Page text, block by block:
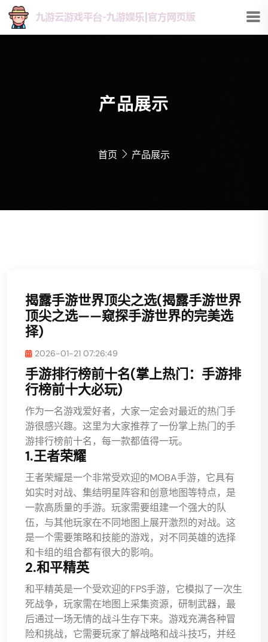
产品展示
首页 产品展示
揭露手游世界顶尖之选(揭露手游世界
顶尖之选——窥探手游世界的完美选
择)
2026-01-21 07:26:49
手游排行榜前十名(掌上热门：手游排
行榜前十大必玩)
作为一名游戏爱好者，大家一定会对最近的热门手
游很感兴趣。这里为大家推荐了一份掌上热门的手
游排行榜前十名，每一款都值得一玩。
1.王者荣耀
王者荣耀是一个非常受欢迎的MOBA手游，它具有
如实时对战、集结明星阵容和创意地图等特点，是
一款高质量的手游。玩家需要组建一个强大的队
伍，与其他玩家在不同地图上展开激烈的对战。这
是一个需要策略和技能的游戏，对不同英雄的选择
和卡组的组合都有很大的影响。
2.和平精英
和平精英是一个受欢迎的FPS手游，它模拟了一次生
死战争，玩家需在地图上采集资源，研制武器，最
后通过一场无情的战斗生存下来。游戏充满各种冒
险和挑战，它需要玩家了解战略和战斗技巧，并经